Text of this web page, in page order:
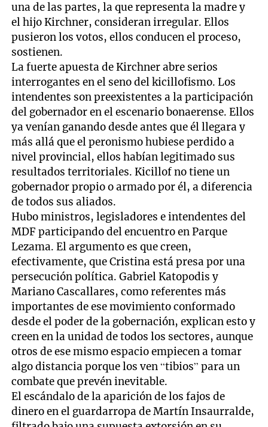
una de las partes, la que representa la madre y
el hijo Kirchner, consideran irregular. Ellos
pusieron los votos, ellos conducen el proceso,
sostienen.
La fuerte apuesta de Kirchner abre serios
interrogantes en el seno del kicillofismo. Los
intendentes son preexistentes a la participación
del gobernador en el escenario bonaerense. Ellos
ya venían ganando desde antes que él llegara y
más allá que el peronismo hubiese perdido a
nivel provincial, ellos habían legitimado sus
resultados territoriales. Kicillof no tiene un
gobernador propio o armado por él, a diferencia
de todos sus aliados.
Hubo ministros, legisladores e intendentes del
MDF participando del encuentro en Parque
Lezama. El argumento es que creen,
efectivamente, que Cristina está presa por una
persecución política. Gabriel Katopodis y
Mariano Cascallares, como referentes más
importantes de ese movimiento conformado
desde el poder de la gobernación, explican esto y
creen en la unidad de todos los sectores, aunque
otros de ese mismo espacio empiecen a tomar
algo distancia porque los ven “tibios” para un
combate que prevén inevitable.
El escándalo de la aparición de los fajos de
dinero en el guardarropa de Martín Insaurralde,